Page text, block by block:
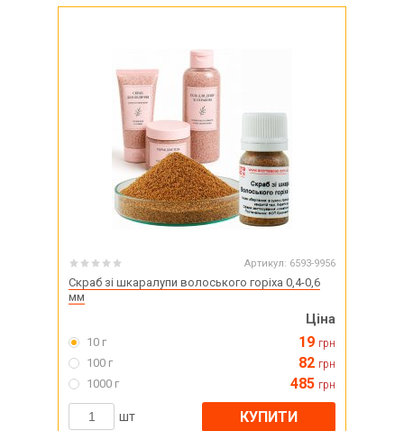
Артикул: 6593-9956
Скраб зі шкаралупи волоського горіха 0,4-0,6
мм
Ціна
10 г 19 грн
100 г 82 грн
1000 г 485 грн
шт КУПИТИ